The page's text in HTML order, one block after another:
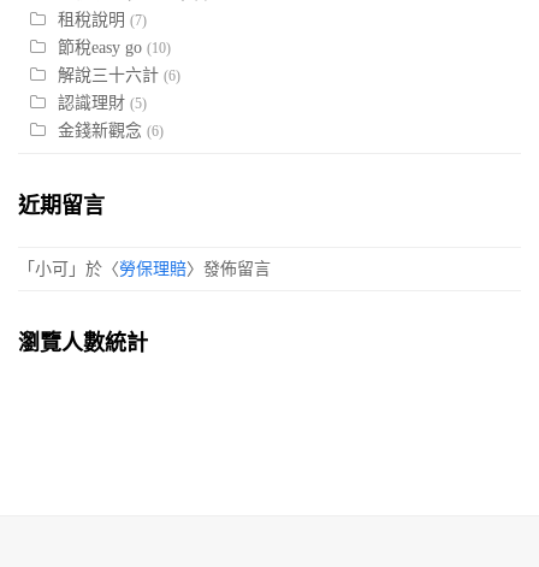
租稅說明 (7)
節稅easy go (10)
解說三十六計 (6)
認識理財 (5)
金錢新觀念 (6)
近期留言
「 小可 」於〈勞保理賠〉發佈留言
瀏覽人數統計